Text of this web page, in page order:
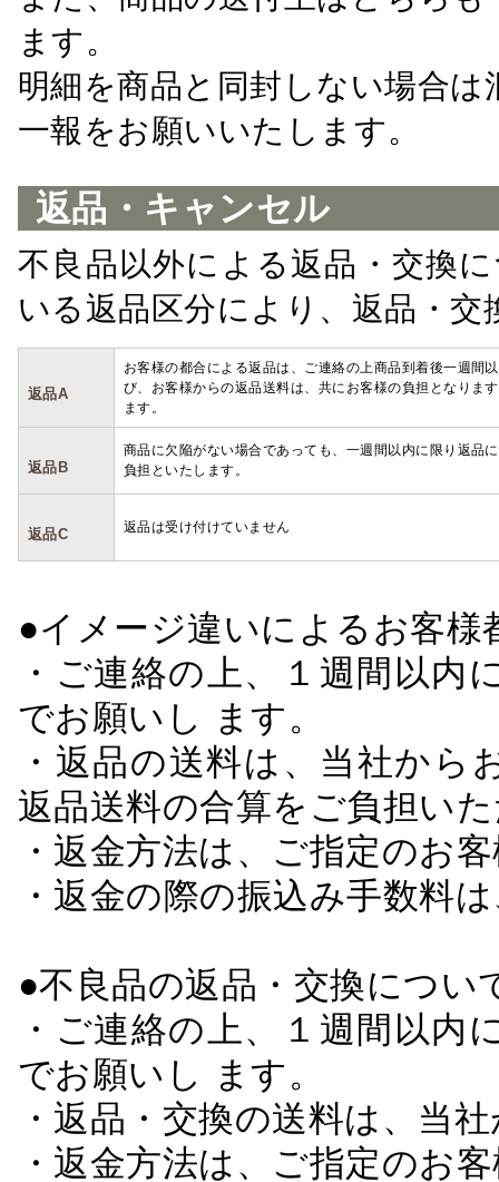
ます。
明細を商品と同封しない場合
一報をお願いいたします。
返品・キャンセル
不良品以外による返品・交換
いる返品区分により、返品・
返品A
お客様の都合による返品は、ご連絡の上商品到着後一週間
び、お客様からの返品送料は、共にお客様の負担となりま
ます。
返品B
商品に欠陥がない場合であっても、一週間以内に限り返品
負担といたします。
返品C 返品は受け付けていません
●イメージ違いによるお客
・ご連絡の上、１週間以
でお願いし ます。
・返品の送料は、当社か
返品送料の合算をご負担い
・返金方法は、ご指定のお
・返金の際の振込み手数料
●不良品の返品・交換につい
・ご連絡の上、１週間以
でお願いし ます。
・返品・交換の送料は、当
・返金方法は、ご指定のお